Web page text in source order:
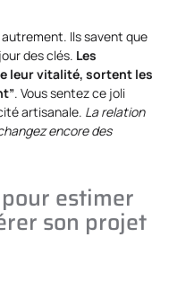
autrement. Ils savent que
des clés. Les
leur vitalité, sortent les
. Vous sentez ce joli
artisanale. La relation
encore des
estimer
son projet